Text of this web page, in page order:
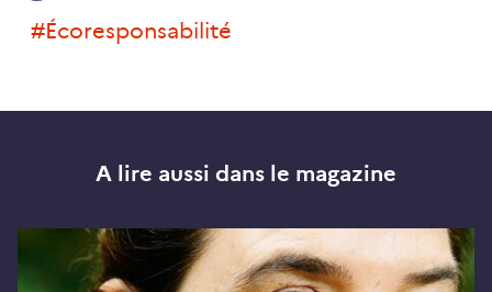
#écoresponsabilité
A lire aussi dans le magazine